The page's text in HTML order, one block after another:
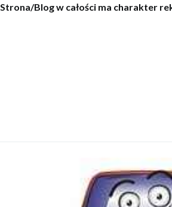
Strona/Blog w całości ma charakter